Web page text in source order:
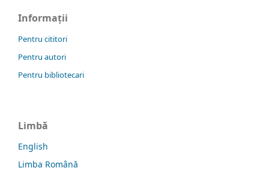
Informații
Pentru cititori
Pentru autori
Pentru bibliotecari
Limbă
English
Limba Română